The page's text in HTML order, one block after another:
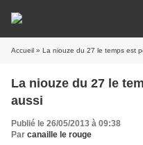
Accueil » La niouze du 27 le temps est
La niouze du 27 le
aussi
Publié le 26/05/2013 à 09:38
Par canaille le rouge